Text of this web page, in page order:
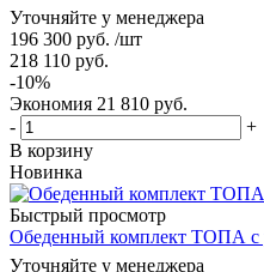
Уточняйте у менеджера
196 300 руб. /шт
218 110 руб.
-10%
Экономия 21 810 руб.
-
+
В корзину
Новинка
Быстрый просмотр
Обеденный комплект ТОПА с
Уточняйте у менеджера